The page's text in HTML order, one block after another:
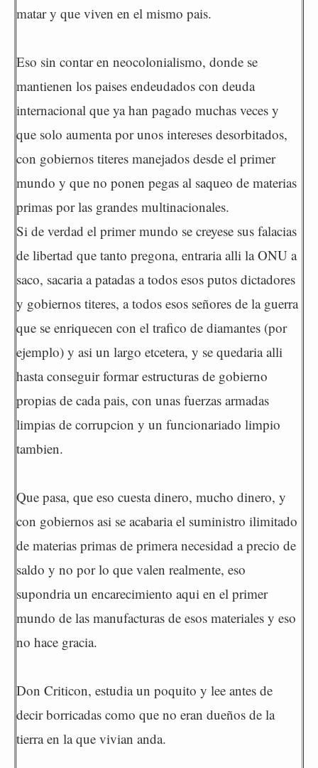
matar y que viven en el mismo pais.
Eso sin contar en neocolonialismo, donde se
mantienen los paises endeudados con deuda
internacional que ya han pagado muchas veces y
que solo aumenta por unos intereses desorbitados,
con gobiernos titeres manejados desde el primer
mundo y que no ponen pegas al saqueo de materias
primas por las grandes multinacionales.
Si de verdad el primer mundo se creyese sus falacias
de libertad que tanto pregona, entraria alli la ONU a
saco, sacaria a patadas a todos esos putos dictadores
y gobiernos titeres, a todos esos señores de la guerra
que se enriquecen con el trafico de diamantes (por
ejemplo) y asi un largo etcetera, y se quedaria alli
hasta conseguir formar estructuras de gobierno
propias de cada pais, con unas fuerzas armadas
limpias de corrupcion y un funcionariado limpio
tambien.
Que pasa, que eso cuesta dinero, mucho dinero, y
con gobiernos asi se acabaria el suministro ilimitado
de materias primas de primera necesidad a precio de
saldo y no por lo que valen realmente, eso
supondria un encarecimiento aqui en el primer
mundo de las manufacturas de esos materiales y eso
no hace gracia.
Don Criticon, estudia un poquito y lee antes de
decir borricadas como que no eran dueños de la
tierra en la que vivian anda.